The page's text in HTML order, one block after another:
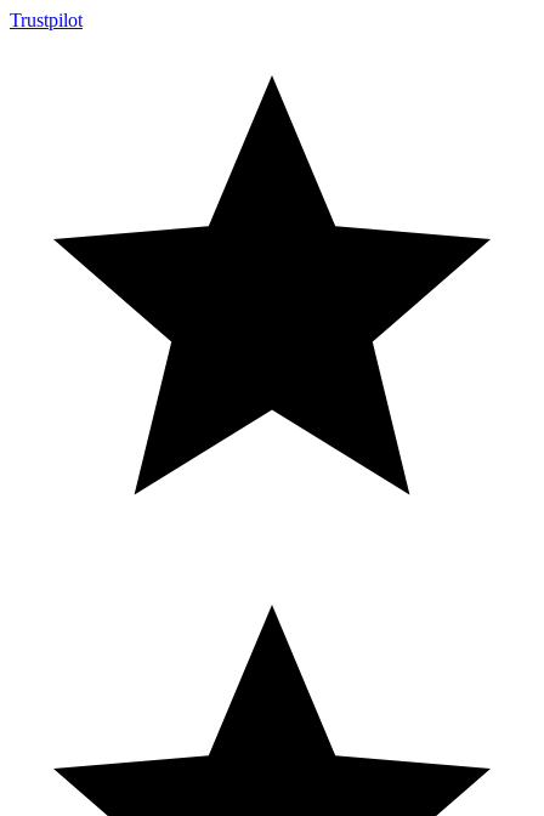
Trustpilot